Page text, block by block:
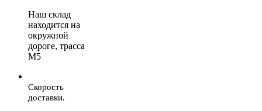
Наш склад
находится на
окружной
дороге, трасса
М5
Скорость
доставки.